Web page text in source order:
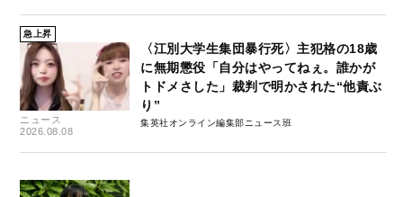
急上昇
ニュース
2026.08.08
〈江別大学生集団暴行死〉主犯格の18歳
に無期懲役「自分はやってねぇ。誰かが
トドメさした」裁判で明かされた“他責ぶ
り”
集英社オンライン編集部ニュース班